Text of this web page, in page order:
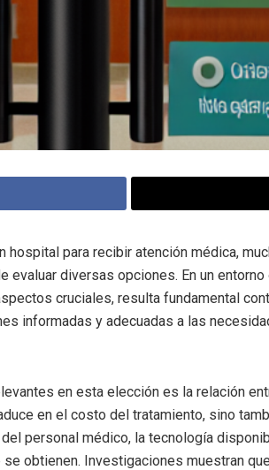
hospital para recibir atención médica,
evaluar diversas opciones. En un
cruciales, resulta fundamental
informadas y adecuadas a las
en esta elección es la relación
en el costo del tratamiento, sino
personal médico, la tecnología
obtienen. Investigaciones muestran